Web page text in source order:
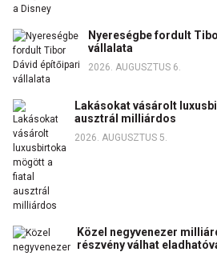
Nyereségbe fordult
vállalata
2026. AUGUSZTUS 6.
Lakásokat vásárolt
ausztrál milliárdos
2026. AUGUSZTUS 5.
Közel negyvenezer
részvény válhat